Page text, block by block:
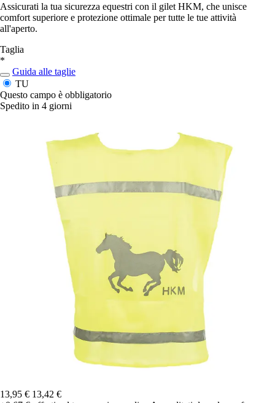
Assicurati la tua sicurezza equestri con il gilet HKM, che unisce
comfort superiore e protezione ottimale per tutte le tue attività
all'aperto.
Taglia
*
Guida alle taglie
TU
Questo campo è obbligatorio
Spedito in 4 giorni
13,95 € 13,42 €